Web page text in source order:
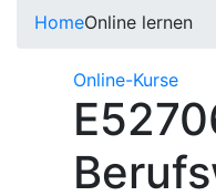
HomeOnline lernen
Online-Kurse